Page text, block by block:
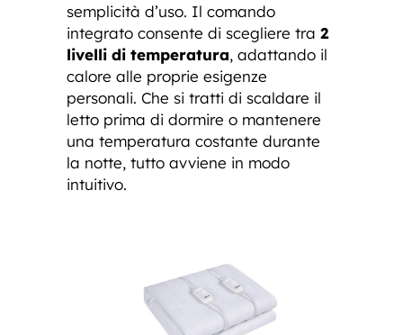
semplicità d’uso. Il comando
integrato consente di scegliere tra 2
livelli di temperatura, adattando il
calore alle proprie esigenze
personali. Che si tratti di scaldare il
letto prima di dormire o mantenere
una temperatura costante durante
la notte, tutto avviene in modo
intuitivo.